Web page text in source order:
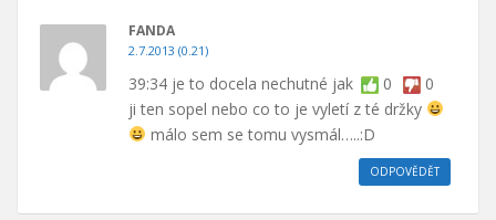
FANDA
2.7.2013 (0.21)
0 0
39:34 je to docela nechutné jak
ji ten sopel nebo co to je vyletí z té držky
málo sem se tomu vysmál…..:D
ODPOVĚDĚT